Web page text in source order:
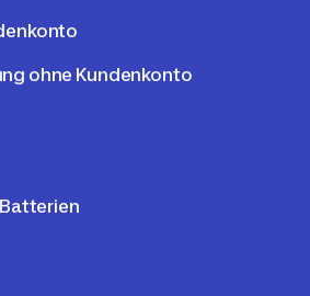
ohne Kundenkonto